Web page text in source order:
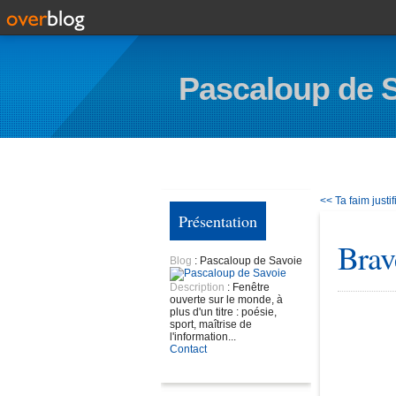
Pascaloup de
Présentation
Blog : Pascaloup de Savoie
Description : Fenêtre
ouverte sur le monde, à
plus d'un titre : poésie,
sport, maîtrise de
l'information...
Contact
<< Ta faim